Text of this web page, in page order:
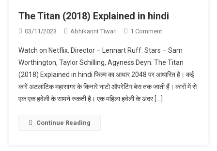
The Titan (2018) Explained in hindi
03/11/2023 Abhikannt Tiwari 1 CommentOn
Titan
(2018)
Explained
In
Hindi
Watch on Netflix. Director – Lennart Ruff. Stars – Sam
Worthington, Taylor Schilling, Agyness Deyn. The Titan
(2018) Explained in hindi फिल्म का आधार 2048 पर आधारित है। कई
कारें अटलांटिक महासागर के किनारे नाटो ऑपरेटिंग बेस तक जाती हैं। कारों में से
एक एक हवेली के सामने रुकती है। एक महिला हवेली के अंदर […]
Continue Reading